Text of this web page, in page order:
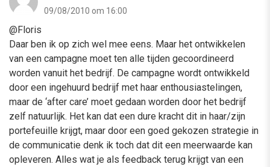
09/08/2010 om 16:00
@Floris
Daar ben ik op zich wel mee eens. Maar het ontwikkelen
van een campagne moet ten alle tijden gecoordineerd
worden vanuit het bedrijf. De campagne wordt ontwikkeld
door een ingehuurd bedrijf met haar enthousiastelingen,
maar de ‘after care’ moet gedaan worden door het bedrijf
zelf natuurlijk. Het kan dat een dure kracht dit in haar/zijn
portefeuille krijgt, maar door een goed gekozen strategie in
de communicatie denk ik toch dat dit een meerwaarde kan
opleveren. Alles wat je als feedback terug krijgt van een